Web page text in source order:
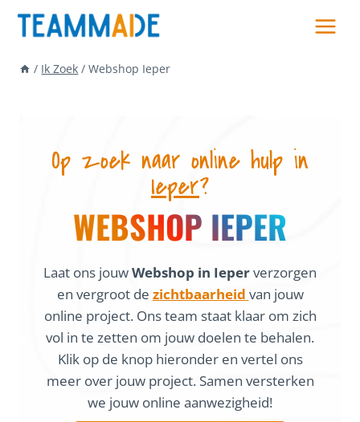
Skip
/ Ik Zoek / Webshop Ieper
Op zoek naar online hulp in
Ieper?
WEBSHOP IEPER
Laat ons jouwWebshop in Ieperverzorgen
en vergroot de zichtbaarheid van jouw
online project. Ons team staat klaar om zich
vol in te zetten om jouw doelen te behalen.
Klik op de knop hieronder en vertel ons
meer over jouw project. Samen versterken
we jouw online aanwezigheid!